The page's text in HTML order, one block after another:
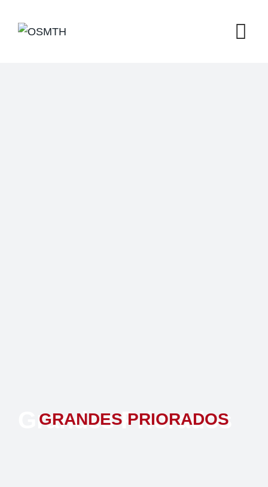
Grandes Priorados
GRANDES PRIORADOS